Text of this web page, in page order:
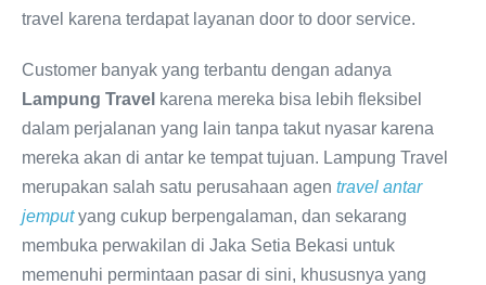
travel karena terdapat layanan door to door service.
Customer banyak yang terbantu dengan adanya
Lampung Travel karena mereka bisa lebih fleksibel
dalam perjalanan yang lain tanpa takut nyasar karena
mereka akan di antar ke tempat tujuan. Lampung Travel
merupakan salah satu perusahaan agen travel antar
jemputyang cukup berpengalaman, dan sekarang
membuka perwakilan di Jaka Setia Bekasi untuk
memenuhi permintaan pasar di sini, khususnya yang